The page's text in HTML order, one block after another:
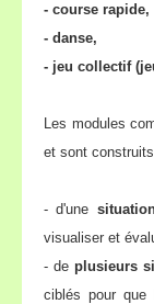
- course rapide,
- danse,
- jeu collectif
Les modules
et sont
- d'une
visualiser et
- de plusieurs
ciblés pour que